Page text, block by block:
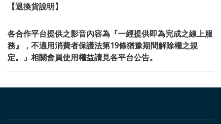
【退換貨說明】
各合作平台提供之影音內容為『一經提供即為完成之線上服
務』，不適用消費者保護法第19條猶豫期間解除權之規
定。」相關會員使用權益請見各平台公告。